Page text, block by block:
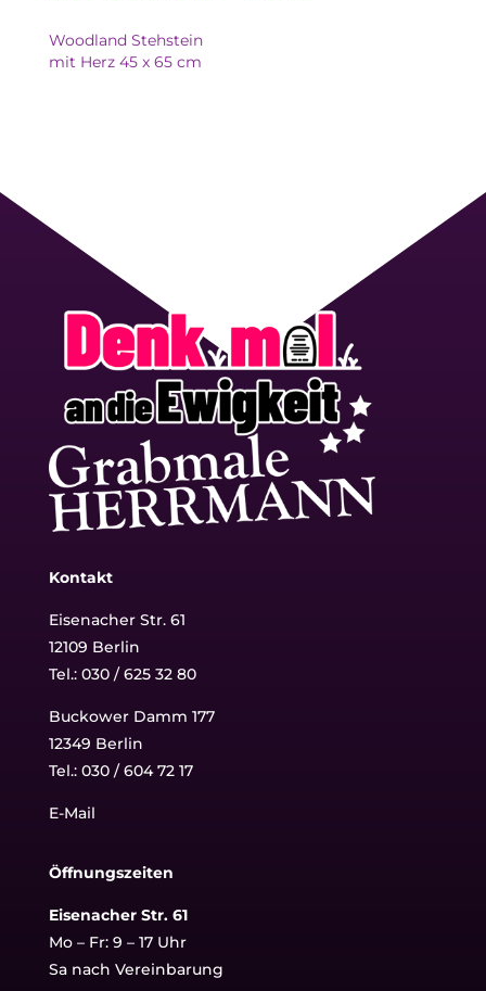
Woodland Stehstein
mit Herz 45 x 65 cm
Kontakt
Eisenacher Str. 61
12109 Berlin
Tel.: 030 / 625 32 80
Buckower Damm 177
12349 Berlin
Tel.: 030 / 604 72 17
E-Mail
Öffnungszeiten
Eisenacher Str. 61
Mo – Fr: 9 – 17 Uhr
Sa nach Vereinbarung